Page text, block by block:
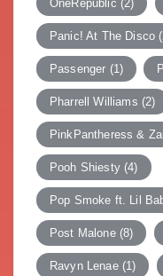
OneRepublic (2)
Panic! At The Disco
Passenger (1)
Pharrell Williams (2)
PinkPantheress &
Pooh Shiesty(4)
Pop Smoke ft. Lil
Post Malone(8)
Ravyn Lenae(1)